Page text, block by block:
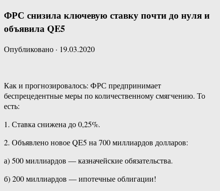
ФРС снизила ключевую ставку почти до нуля и
объявила QE5
Опубликовано · 19.03.2020
Как и прогнозировалось: ФРС предпринимает
беспрецедентные меры по количественному смягчению. То
есть:
1. Ставка снижена до 0,25%.
2. Объявлено новое QE5 на 700 миллиардов долларов:
а) 500 миллиардов — казначейские обязательства.
б) 200 миллиардов — ипотечные облигации!